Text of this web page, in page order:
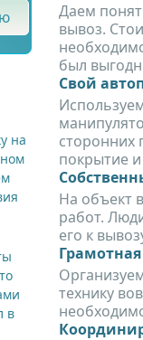
Даем
вывоз.
был
Свой
сторонних
покрытие
На объект
работ.
его к
технику
на
в